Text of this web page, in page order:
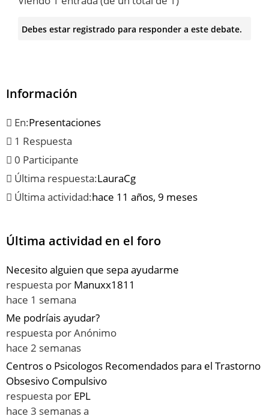
Debes estar registrado para responder a este debate.
Información
En:Presentaciones
1 Respuesta
0 Participante
Última respuesta:LauraCg
Última actividad:hace 11 años, 9 meses
Última actividad en el foro
Necesito alguien que sepa ayudarme
respuesta por Manuxx1811
hace 1 semana
Me podríais ayudar?
respuesta porAnónimo
hace 2 semanas
Centros o Psicologos Recomendados para el Trastorno
Obsesivo Compulsivo
respuesta por EPL
hace 3 semanas a